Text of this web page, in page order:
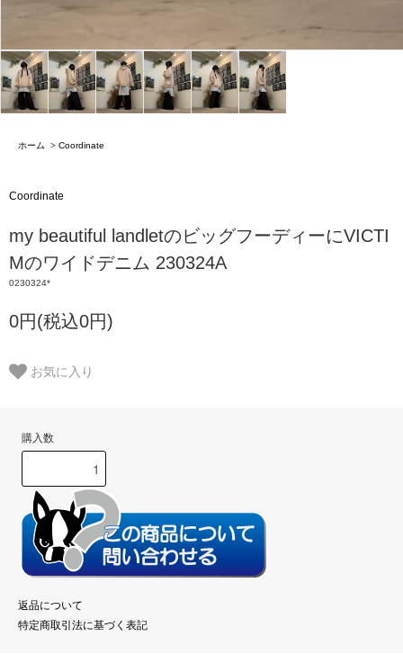
ホーム > Coordinate
Coordinate
my beautiful landletのビッグフーディーにVICTI
Mのワイドデニム 230324A
0230324*
0円(税込0円)
お気に入り
購入数
返品について
特定商取引法に基づく表記